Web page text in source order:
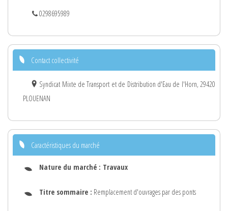
0298695989
Contact collectivité
Syndicat Mixte de Transport et de Distribution d'Eau de l'Horn, 29420
PLOUENAN
Caractéristiques du marché
Nature du marché : Travaux
Titre sommaire : Remplacement d'ouvrages par des ponts